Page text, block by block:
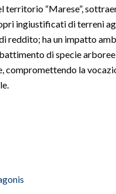
territorio “Marese”,
ingiustificati di terreni
reddito; ha un impatto
di specie
compromettendo la